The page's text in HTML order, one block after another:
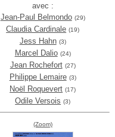
avec :
Jean-Paul Belmondo (29)
Claudia Cardinale (19)
Jess Hahn (3)
Marcel Dalio (24)
Jean Rochefort (27)
Philippe Lemaire (3)
Noël Roquevert (17)
Odile Versois (3)
(Zoom)